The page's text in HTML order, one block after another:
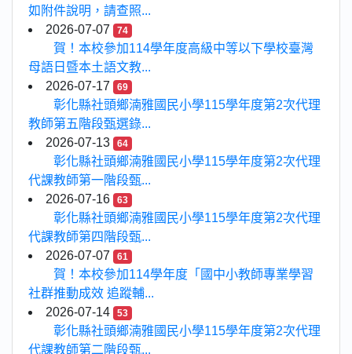
如附件說明，請查照...
2026-07-07
74
賀！本校參加114學年度高級中等以下學校臺灣
母語日暨本土語文教...
2026-07-17
69
彰化縣社頭鄉湳雅國民小學115學年度第2次代理
教師第五階段甄選錄...
2026-07-13
64
彰化縣社頭鄉湳雅國民小學115學年度第2次代理
代課教師第一階段甄...
2026-07-16
63
彰化縣社頭鄉湳雅國民小學115學年度第2次代理
代課教師第四階段甄...
2026-07-07
61
賀！本校參加114學年度「國中小教師專業學習
社群推動成效 追蹤輔...
2026-07-14
53
彰化縣社頭鄉湳雅國民小學115學年度第2次代理
代課教師第二階段甄...